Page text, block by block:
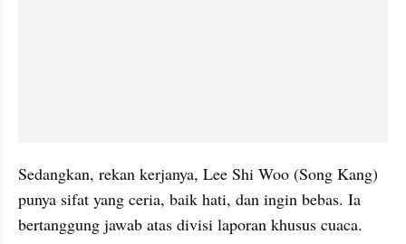
Sedangkan, rekan kerjanya, Lee Shi Woo (Song Kang)
punya sifat yang ceria, baik hati, dan ingin bebas. Ia
bertanggung jawab atas divisi laporan khusus cuaca.